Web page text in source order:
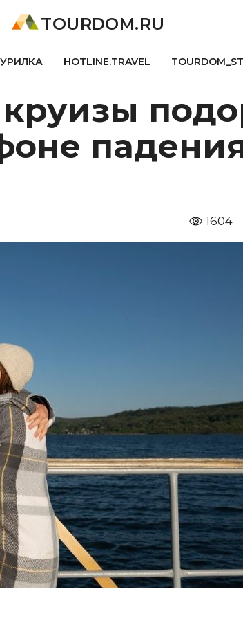
TOURDOM.RU
HOTLINE.TRAVEL
1604